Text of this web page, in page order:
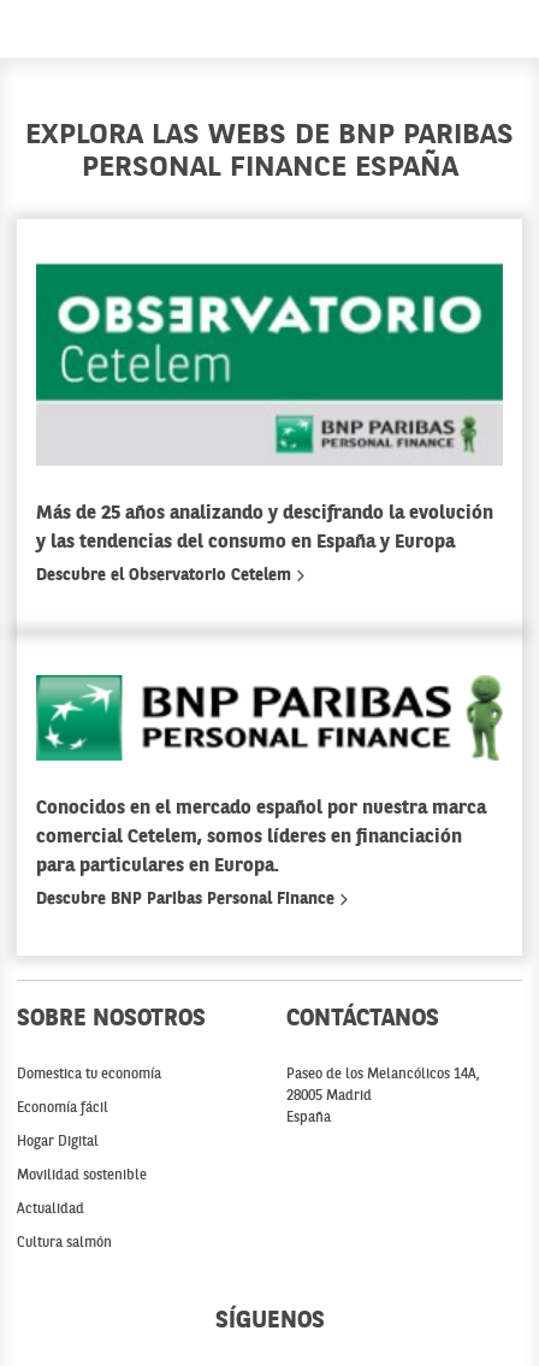
EXPLORA LAS WEBS DE BNP PARIBAS
PERSONAL FINANCE ESPAÑA
Más de 25 años analizando y descifrando la evolución
y las tendencias del consumo en España y Europa
Descubre el Observatorio Cetelem
Conocidos en el mercado español por nuestra marca
comercial Cetelem, somos líderes en financiación
para particulares en Europa.
Descubre BNP Paribas Personal Finance
SOBRE NOSOTROS
Domestica tu economía
Economía fácil
Hogar Digital
Movilidad sostenible
Actualidad
Cultura salmón
CONTÁCTANOS
Paseo de los Melancólicos 14A,
28005 Madrid
España
SÍGUENOS